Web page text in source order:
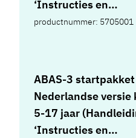
‘Instructies en
verantwoording’ en
vragenlijsten
jaar, 10 vragenlijsten
leerkrachtversie 2-4
scoreformulieren
productnummer: 5705001
ABAS-3 startpakket
Nederlandse versie
5-17 jaar
‘Instructies en